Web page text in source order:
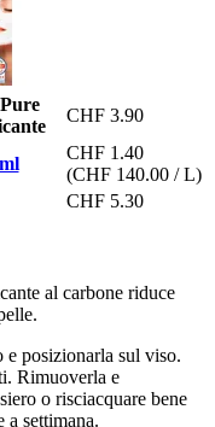
CHF 3.90
CHF 1.40
(CHF 140.00 / L)
CHF 5.30
al carbone riduce
e posizionarla sul viso.
Rimuoverla e
o risciacquare bene
a settimana.